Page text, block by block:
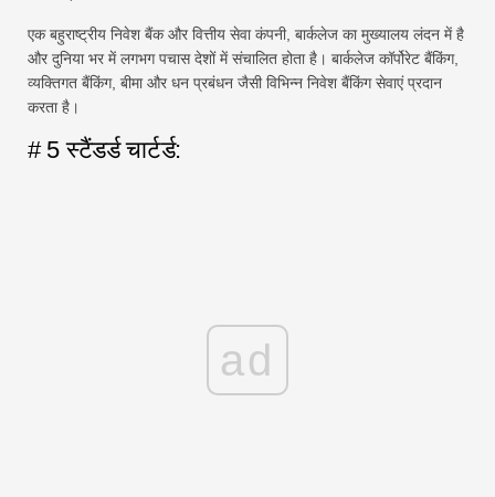
एक बहुराष्ट्रीय निवेश बैंक और वित्तीय सेवा कंपनी, बार्कलेज का मुख्यालय लंदन में है
और दुनिया भर में लगभग पचास देशों में संचालित होता है। बार्कलेज कॉर्पोरेट बैंकिंग,
व्यक्तिगत बैंकिंग, बीमा और धन प्रबंधन जैसी विभिन्न निवेश बैंकिंग सेवाएं प्रदान
करता है।
# 5 स्टैंडर्ड चार्टर्ड:
ad